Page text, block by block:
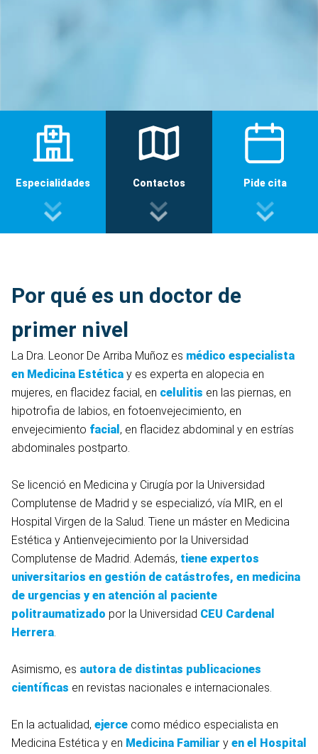
Especialidades Contactos Pide cita
Por qué es un doctor de
primer nivel
La Dra. Leonor De Arriba Muñoz es médico especialista
en Medicina Estética y es experta en alopecia en
mujeres, en flacidez facial, en celulitis en las piernas, en
hipotrofia de labios, en fotoenvejecimiento, en
envejecimiento facial , en flacidez abdominal y en estrías
abdominales postparto.
Se licenció en Medicina y Cirugía por la Universidad
Complutense de Madrid y se especializó, vía MIR, en el
Hospital Virgen de la Salud. Tiene un máster en Medicina
Estética y Antienvejecimiento por la Universidad
Complutense de Madrid. Además, tiene expertos
universitarios en gestión de catástrofes, en medicina
de urgencias y en atención al paciente
politraumatizado por la Universidad CEU Cardenal
Herrera.
Asimismo, es autora de distintas publicaciones
científicas en revistas nacionales e internacionales.
En la actualidad, ejerce como médico especialista en
Medicina Estética y en Medicina Familiar y en el Hospital